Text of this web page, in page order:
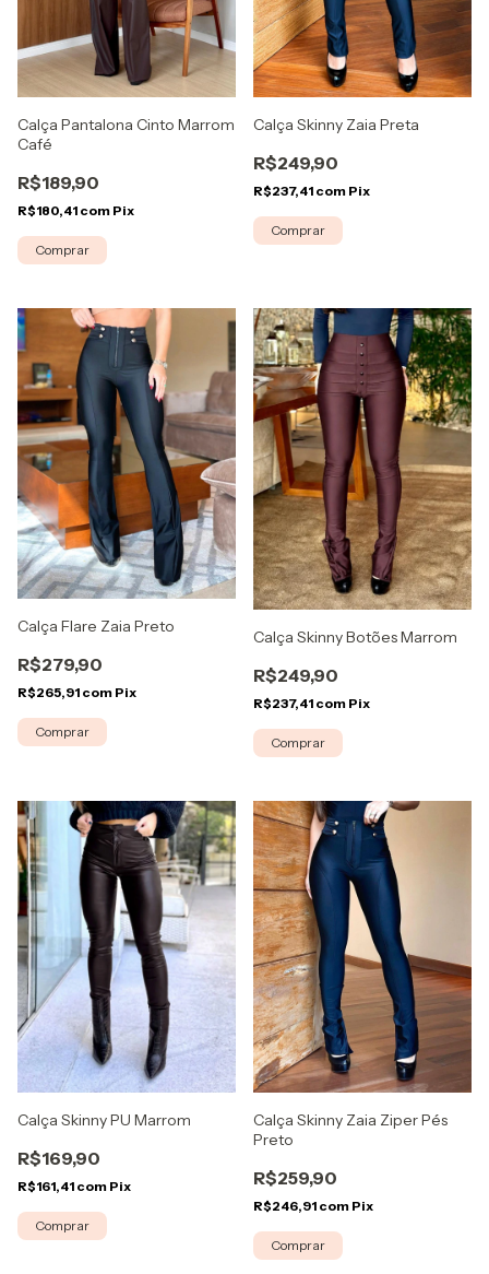
Calça Pantalona Cinto Marrom
Café
R$189,90
R$180,41 com Pix
Comprar
Calça Skinny Zaia Preta
R$249,90
R$237,41 com Pix
Comprar
Calça Flare Zaia Preto
R$279,90
R$265,91 com Pix
Comprar
Calça Skinny Botões Marrom
R$249,90
R$237,41 com Pix
Comprar
Calça Skinny PU Marrom
R$169,90
R$161,41 com Pix
Comprar
Calça Skinny Zaia Ziper Pés
Preto
R$259,90
R$246,91 com Pix
Comprar